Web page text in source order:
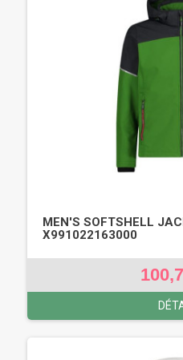
MEN'S SOFTSHELL
X991022163000